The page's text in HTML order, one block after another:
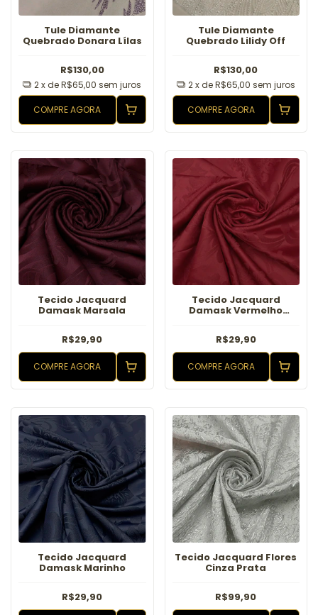
Tule Diamante
Quebrado Donara Lílas
R$130,00
2x deR$65,00 sem juros
COMPRE AGORA
Tule Diamante
Quebrado Lilidy Off
R$130,00
2x deR$65,00 sem juros
COMPRE AGORA
Tecido Jacquard
Damask Marsala
R$29,90
COMPRE AGORA
Tecido Jacquard
Damask Vermelho
R$29,90
COMPRE AGORA
Tecido Jacquard
Damask Marinho
R$29,90
Tecido Jacquard Flores
Cinza Prata
R$99,90